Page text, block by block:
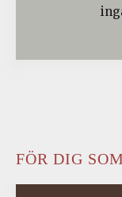
FÖR DIG